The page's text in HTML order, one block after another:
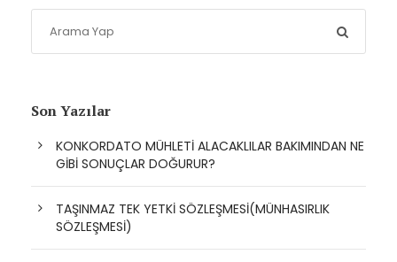
Son Yazılar
KONKORDATO MÜHLETİ ALACAKLILAR BAKIMINDAN NE
GİBİ SONUÇLAR DOĞURUR?
TAŞINMAZ TEK YETKİ SÖZLEŞMESİ(MÜNHASIRLIK
SÖZLEŞMESİ)